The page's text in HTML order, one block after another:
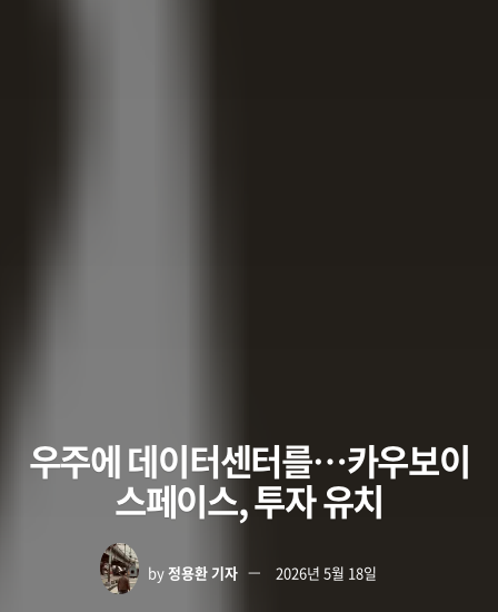
우주에 데이터센터를…카우보이
스페이스, 투자 유치
by정용환 기자 2026년 5월 18일